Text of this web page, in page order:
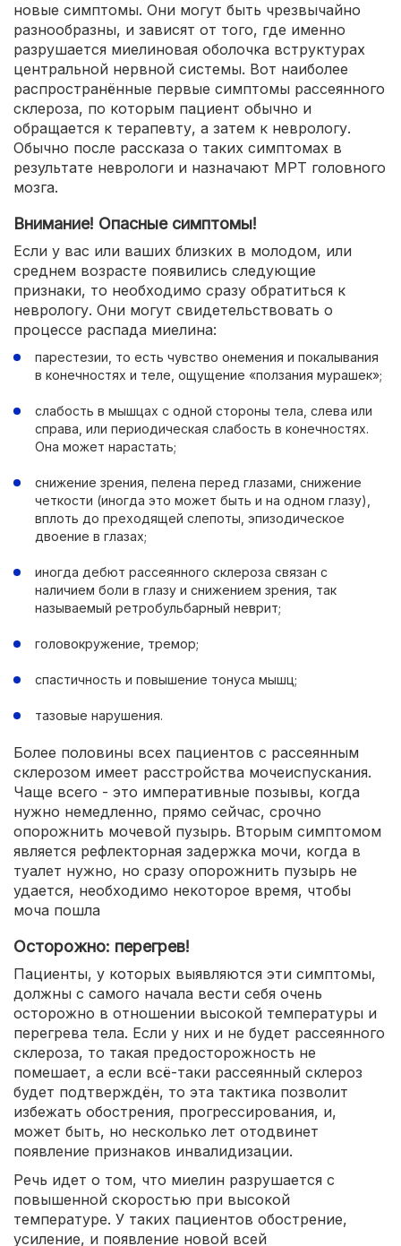
новые симптомы. Они могут быть чрезвычайно
разнообразны, и зависят от того, где именно
разрушается миелиновая оболочка вструктурах
центральной нервной системы. Вот наиболее
распространённые первые симптомы рассеянного
склероза, по которым пациент обычно и
обращается к терапевту, а затем к неврологу.
Обычно после рассказа о таких симптомах в
результате неврологи и назначают МРТ головного
мозга.
Внимание! Опасные симптомы!
Если у вас или ваших близких в молодом, или
среднем возрасте появились следующие
признаки, то необходимо сразу обратиться к
неврологу. Они могут свидетельствовать о
процессе распада миелина:
парестезии, то есть чувство онемения и покалывания
в конечностях и теле, ощущение «ползания мурашек»;
слабость в мышцах с одной стороны тела, слева или
справа, или периодическая слабость в конечностях.
Она может нарастать;
снижение зрения, пелена перед глазами, снижение
четкости (иногда это может быть и на одном глазу),
вплоть до преходящей слепоты, эпизодическое
двоение в глазах;
иногда дебют рассеянного склероза связан с
наличием боли в глазу и снижением зрения, так
называемый ретробульбарный неврит;
головокружение, тремор;
спастичность и повышение тонуса мышц;
тазовые нарушения.
Более половины всех пациентов с рассеянным
склерозом имеет расстройства мочеиспускания.
Чаще всего - это императивные позывы, когда
нужно немедленно, прямо сейчас, срочно
опорожнить мочевой пузырь. Вторым симптомом
является рефлекторная задержка мочи, когда в
туалет нужно, но сразу опорожнить пузырь не
удается, необходимо некоторое время, чтобы
моча пошла
Осторожно: перегрев!
Пациенты, у которых выявляются эти симптомы,
должны с самого начала вести себя очень
осторожно в отношении высокой температуры и
перегрева тела. Если у них и не будет рассеянного
склероза, то такая предосторожность не
помешает, а если всё-таки рассеянный склероз
будет подтверждён, то эта тактика позволит
избежать обострения, прогрессирования, и,
может быть, но несколько лет отодвинет
появление признаков инвалидизации.
Речь идет о том, что миелин разрушается с
повышенной скоростью при высокой
температуре. У таких пациентов обострение,
усиление, и появление новой всей